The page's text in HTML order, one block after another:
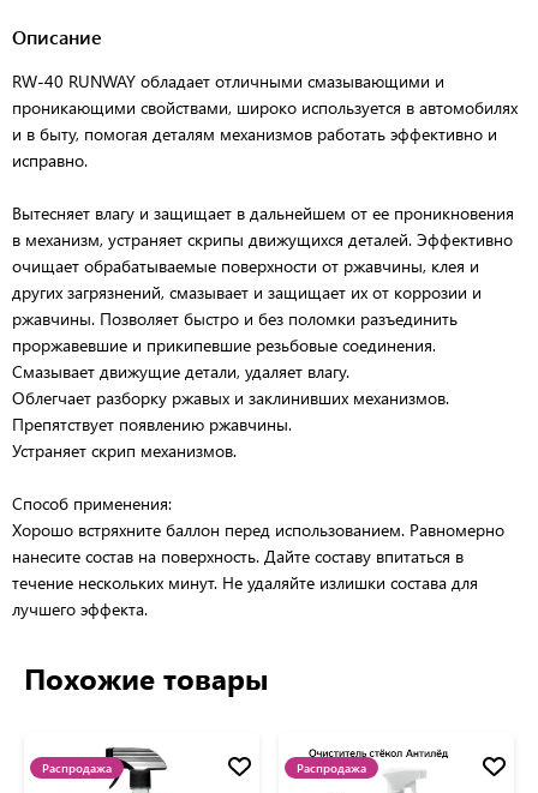
Описание
RW-40 RUNWAY обладает отличными смазывающими и
проникающими свойствами, широко используется в автомобилях
и в быту, помогая деталям механизмов работать эффективно и
исправно.
Вытесняет влагу и защищает в дальнейшем от ее проникновения
в механизм, устраняет скрипы движущихся деталей. Эффективно
очищает обрабатываемые поверхности от ржавчины, клея и
других загрязнений, смазывает и защищает их от коррозии и
ржавчины. Позволяет быстро и без поломки разъединить
проржавевшие и прикипевшие резьбовые соединения.
Смазывает движущие детали, удаляет влагу.
Облегчает разборку ржавых и заклинивших механизмов.
Препятствует появлению ржавчины.
Устраняет скрип механизмов.
Способ применения:
Хорошо встряхните баллон перед использованием. Равномерно
нанесите состав на поверхность. Дайте составу впитаться в
течение нескольких минут. Не удаляйте излишки состава для
лучшего эффекта.
Похожие товары
Распродажа Распродажа